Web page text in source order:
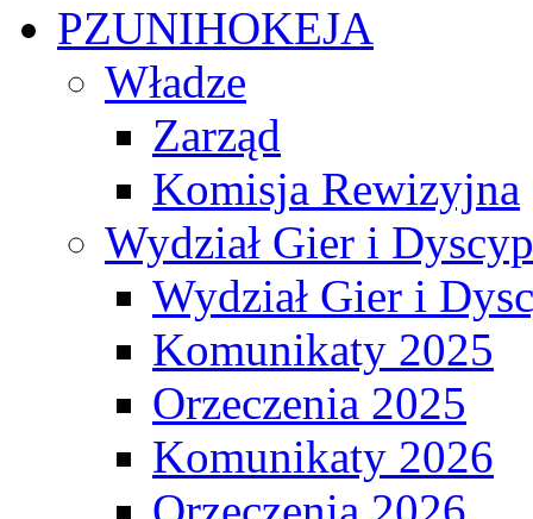
PZUNIHOKEJA
Władze
Zarząd
Komisja Rewizyjna
Wydział Gier i
Wydział Gier i
Komunikaty 2025
Orzeczenia 2025
Komunikaty 2026